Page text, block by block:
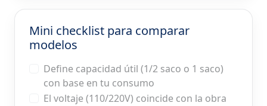
Mini checklist para comparar
modelos
Define capacidad útil (1/2 saco o 1 saco)
con base en tu consumo
El voltaje (110/220V) coincide con la obra